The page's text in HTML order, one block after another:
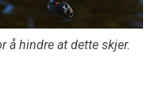
å hindre at dette skjer.